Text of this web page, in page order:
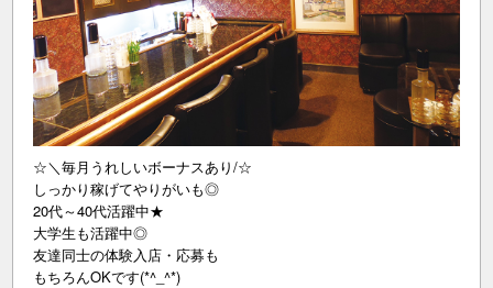
☆＼毎月うれしいボーナスあり/☆
しっかり稼げてやりがいも◎
20代～40代活躍中★
大学生も活躍中◎
友達同士の体験入店・応募も
もちろんOKです(*^_^*)